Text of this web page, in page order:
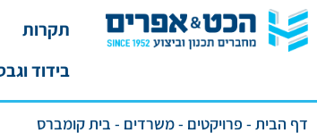
תקרות
בידוד
דף הבית - פרויקטים -משרדים - בית קומברס